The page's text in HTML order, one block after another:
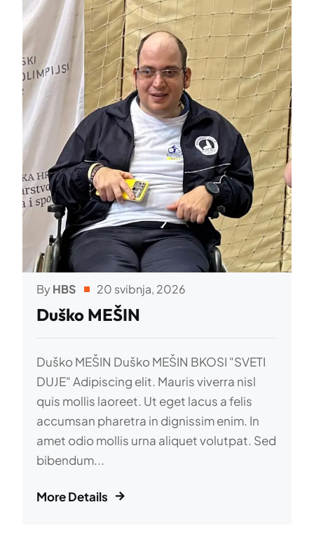
ByHBS 20 svibnja, 2026
Duško MEŠIN
Duško MEŠIN Duško MEŠIN BKOSI "SVETI
DUJE" Adipiscing elit. Mauris viverra nisl
quis mollis laoreet. Ut eget lacus a felis
accumsan pharetra in dignissim enim. In
amet odio mollis urna aliquet volutpat. Sed
bibendum...
More Details